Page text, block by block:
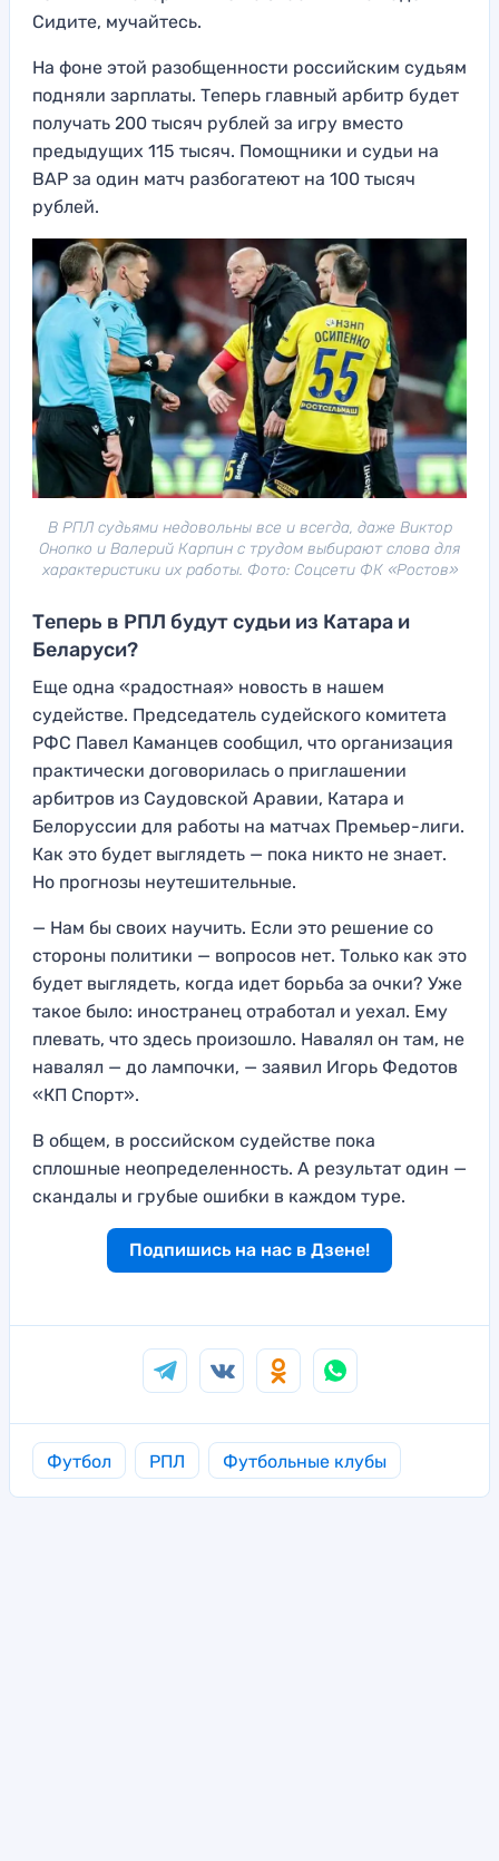
Сидите, мучайтесь.
На фоне этой разобщенности российским судьям
подняли зарплаты. Теперь главный арбитр будет
получать 200 тысяч рублей за игру вместо
предыдущих 115 тысяч. Помощники и судьи на
ВАР за один матч разбогатеют на 100 тысяч
рублей.
В РПЛ судьями недовольны все и всегда, даже Виктор
Онопко и Валерий Карпин с трудом выбирают слова для
характеристики их работы. Фото: Соцсети ФК «Ростов»
Теперь в РПЛ будут судьи из Катара и
Беларуси?
Еще одна «радостная» новость в нашем
судействе. Председатель судейского комитета
РФС Павел Каманцев сообщил, что организация
практически договорилась о приглашении
арбитров из Саудовской Аравии, Катара и
Белоруссии для работы на матчах Премьер-лиги.
Как это будет выглядеть — пока никто не знает.
Но прогнозы неутешительные.
— Нам бы своих научить. Если это решение со
стороны политики — вопросов нет. Только как это
будет выглядеть, когда идет борьба за очки? Уже
такое было: иностранец отработал и уехал. Ему
плевать, что здесь произошло. Навалял он там, не
навалял — до лампочки, — заявил Игорь Федотов
«КП Спорт».
В общем, в российском судействе пока
сплошные неопределенность. А результат один —
скандалы и грубые ошибки в каждом туре.
Подпишись на нас в Дзене!
Футбол РПЛ Футбольные клубы